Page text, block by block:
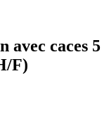
avec caces 5
F)